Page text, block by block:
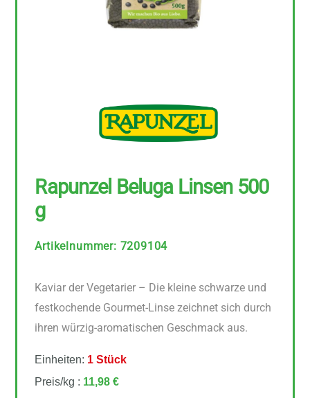
Rapunzel Beluga Linsen 500
g
Artikelnummer: 7209104
Kaviar der Vegetarier – Die kleine schwarze und
festkochende Gourmet-Linse zeichnet sich durch
ihren würzig-aromatischen Geschmack aus.
Einheiten: 1 Stück
Preis/kg : 11,98 €